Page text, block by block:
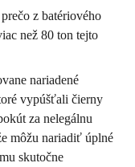
z batériového
než 80 ton tejto
nariadené
vypúšťali čierny
za nelegálnu
môžu nariadiť úplné
skutočne